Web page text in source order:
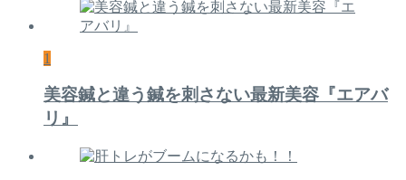
1
美容鍼と違う鍼を刺さない最新美容『エアバ
リ』